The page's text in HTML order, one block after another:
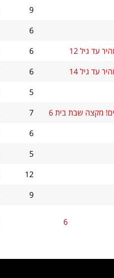
9
6
6
6
5
7
6
5
12
9
6